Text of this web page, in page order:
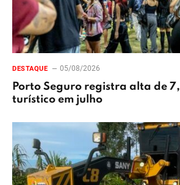
DESTAQUE 05/08/2026
Porto Seguro registra alta de
turístico em julho